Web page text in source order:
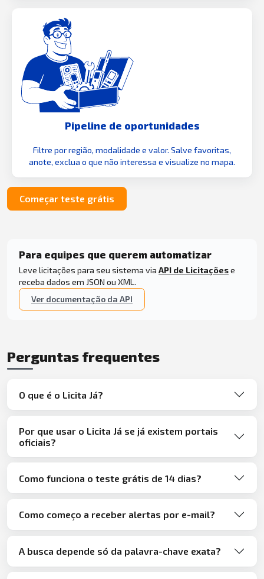
Pipeline de oportunidades
Filtre por região, modalidade e valor. Salve favoritas,
anote, exclua o que não interessa e visualize no mapa.
Começar teste grátis
Para equipes que querem automatizar
Leve licitações para seu sistema via API de Licitaçõese
receba dados em JSON ou XML.
Ver documentação da API
Perguntas frequentes
O que é o Licita Já?
Por que usar o Licita Já se já existem portais
oficiais?
Como funciona o teste grátis de 14 dias?
Como começo a receber alertas por e-mail?
A busca depende só da palavra-chave exata?